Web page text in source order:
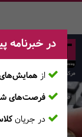
صفحه اصلی دوره‌ها
در خبرنامه
از همایش‌های
فرصت‌های
در جریان